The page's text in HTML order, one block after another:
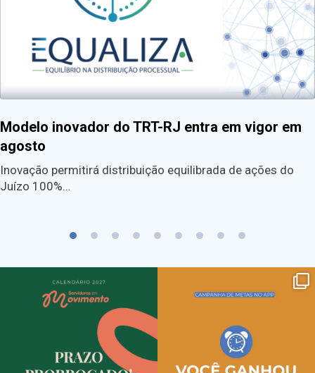
Modelo inovador do TRT-RJ entra em vigor em
agosto
Inovação permitirá distribuição equilibrada de ações do
Juízo 100%…